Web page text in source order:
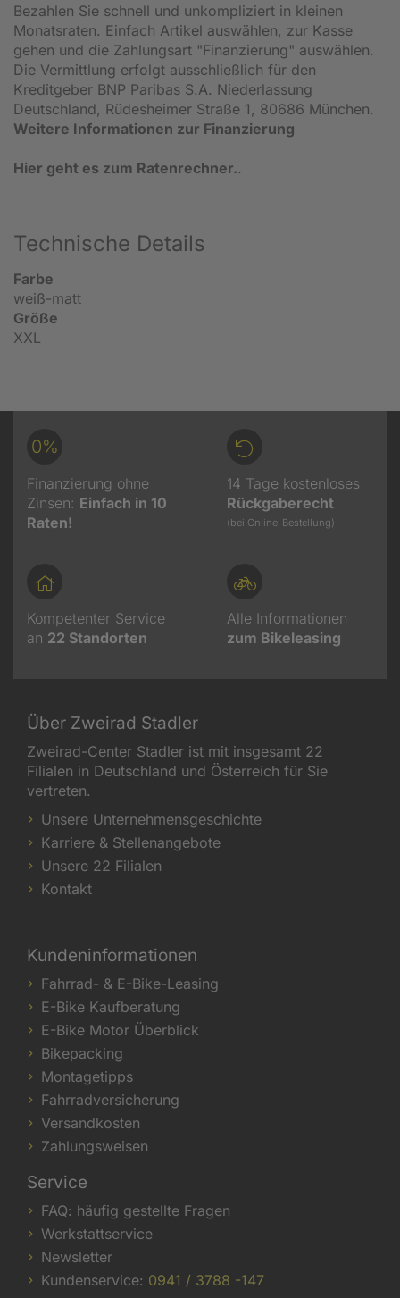
Bezahlen Sie schnell und unkompliziert in kleinen
Monatsraten. Einfach Artikel auswählen, zur Kasse
gehen und die Zahlungsart "Finanzierung" auswählen.
Die Vermittlung erfolgt ausschließlich für den
Kreditgeber BNP Paribas S.A. Niederlassung
Deutschland, Rüdesheimer Straße 1, 80686 München.
Weitere Informationen zur Finanzierung
Hier geht es zum Ratenrechner..
Technische Details
Farbe
weiß-matt
Größe
XXL
0%
Finanzierung ohne
Zinsen: Einfach in 10
Raten!
14 Tage kostenloses
Rückgaberecht
(bei Online-Bestellung)
Kompetenter Service
an 22 Standorten
Alle Informationen
zum Bikeleasing
Über Zweirad Stadler
Zweirad-Center Stadler ist mit insgesamt 22
Filialen in Deutschland und Österreich für Sie
vertreten.
Unsere Unternehmensgeschichte
Karriere & Stellenangebote
Unsere 22 Filialen
Kontakt
Kundeninformationen
Fahrrad- & E-Bike-Leasing
E-Bike Kaufberatung
E-Bike Motor Überblick
Bikepacking
Montagetipps
Fahrradversicherung
Versandkosten
Zahlungsweisen
Service
FAQ: häufig gestellte Fragen
Werkstattservice
Newsletter
Kundenservice: 0941 / 3788 -147